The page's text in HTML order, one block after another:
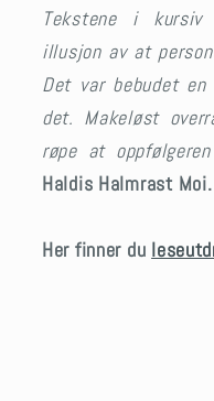
Tekstene i
illusjon av at
Det var bebudet
det. Makeløst
røpe at
Haldis Halmrast Moi.
Her finner du